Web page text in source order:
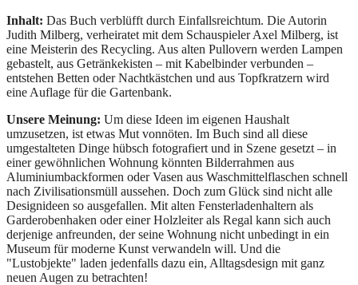
Inhalt: Das Buch verblüfft durch Einfallsreichtum. Die Autorin
Judith Milberg, verheiratet mit dem Schauspieler Axel Milberg, ist
eine Meisterin des Recycling. Aus alten Pullovern werden Lampen
gebastelt, aus Getränkekisten – mit Kabelbinder verbunden –
entstehen Betten oder Nachtkästchen und aus Topfkratzern wird
eine Auflage für die Gartenbank.
Unsere Meinung: Um diese Ideen im eigenen Haushalt
umzusetzen, ist etwas Mut vonnöten. Im Buch sind all diese
umgestalteten Dinge hübsch fotografiert und in Szene gesetzt – in
einer gewöhnlichen Wohnung könnten Bilderrahmen aus
Aluminiumbackformen oder Vasen aus Waschmittelflaschen schnell
nach Zivilisationsmüll aussehen. Doch zum Glück sind nicht alle
Designideen so ausgefallen. Mit alten Fensterladenhaltern als
Garderobenhaken oder einer Holzleiter als Regal kann sich auch
derjenige anfreunden, der seine Wohnung nicht unbedingt in ein
Museum für moderne Kunst verwandeln will. Und die
"Lustobjekte" laden jedenfalls dazu ein, Alltagsdesign mit ganz
neuen Augen zu betrachten!